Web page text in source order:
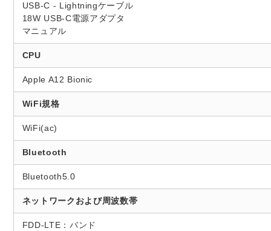
USB-C - Lightningケーブル
18W USB-C電源アダプタ
マニュアル
CPU
Apple A12 Bionic
WiFi規格
WiFi(ac)
Bluetooth
Bluetooth5.0
ネットワークおよび周波数帯
FDD-LTE：バンド